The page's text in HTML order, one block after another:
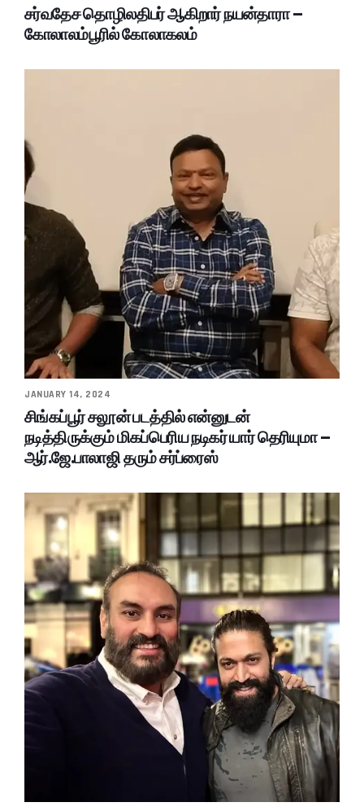
சர்வதேச தொழிலதிபர் ஆகிறார் நயன்தாரா –
கோலாலம்பூரில் கோலாகலம்
JANUARY 14, 2024
சிங்கப்பூர் சலூன் படத்தில் என்னுடன்
நடித்திருக்கும் மிகப்பெரிய நடிகர் யார் தெரியுமா –
ஆர்.ஜே.பாலாஜி தரும் சர்ப்ரைஸ்